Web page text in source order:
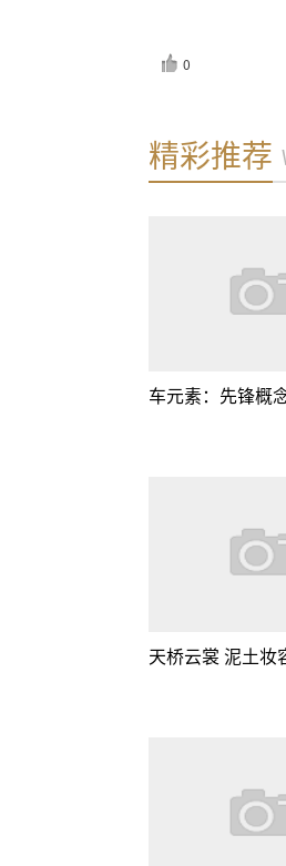
0
精彩推荐
车元素：先锋概
天桥云裳 泥土妆